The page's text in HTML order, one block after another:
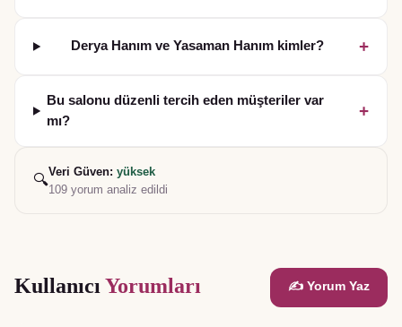
Derya Hanım ve Yasaman Hanım kimler? +
Bu salonu düzenli tercih eden müşteriler var
mı?
+
🔍Veri Güven: yüksek
109 yorum analiz edildi
Kullanıcı Yorumları ✍️ Yorum Yaz